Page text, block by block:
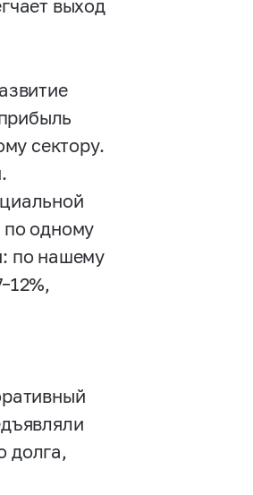
выход
сектору.
по одному
по нашему
долга,